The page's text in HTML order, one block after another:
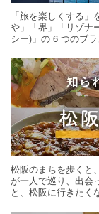
「旅を楽しくする
や」「界」「リゾナ
シー)」の 6 つのブ
松阪のまちを歩くと
が一人で巡り、出会
と、松阪に行きたく